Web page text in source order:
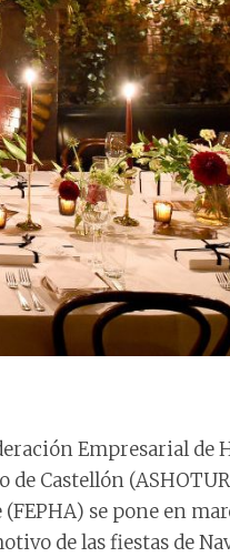
Empresarial de
Castellón
se pone en
de las fiestas de